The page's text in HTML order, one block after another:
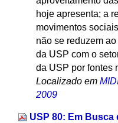
hoje apresenta; a
movimentos
não se reduzem
da USP com o
da USP por fontes
Localizado em
2009
USP 80: Em